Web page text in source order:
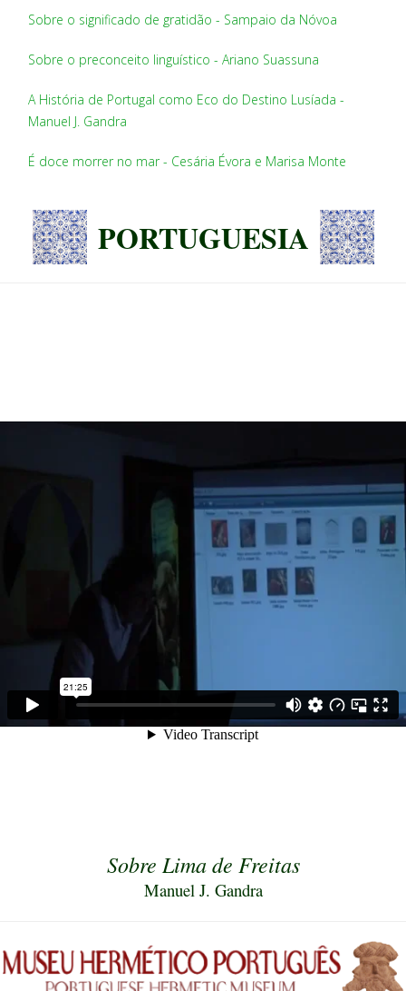
Sobre o significado de gratidão - Sampaio da Nóvoa
Sobre o preconceito linguístico - Ariano Suassuna
A História de Portugal como Eco do Destino Lusíada -
Manuel J. Gandra
É doce morrer no mar - Cesária Évora e Marisa Monte
PORTUGUESIA
Sobre Lima de Freitas
Manuel J. Gandra